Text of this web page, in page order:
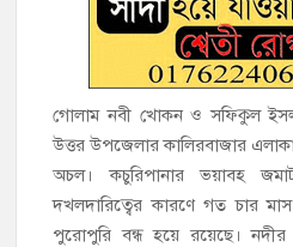
‘জনগণের ভোটে নির্বাচিত হয়ে
আলহাজ্ব এমএ হান্নান এমপি
নিষিদ্ধ জাল মেরামত ও মাছ শিকার
গোলাম নবী খোকন ও সফিকুল
উত্তর উপজেলার কালিরবাজার
অচল। কচুরিপানার ভয়াবহ
দখলদারিত্বের কারণে গত চার
পুরোপুরি বন্ধ হয়ে রয়েছে। নদীর